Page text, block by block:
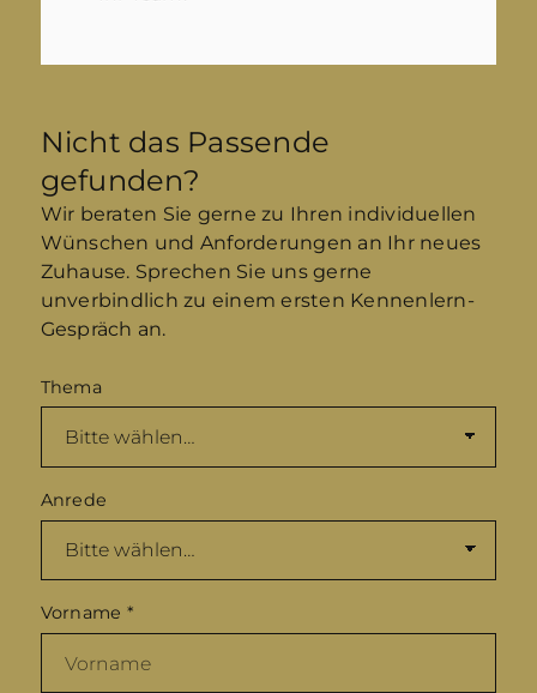
Nicht das Passende
gefunden?
Wir beraten Sie gerne zu Ihren individuellen
Wünschen und Anforderungen an Ihr neues
Zuhause. Sprechen Sie uns gerne
unverbindlich zu einem ersten Kennenlern-
Gespräch an.
Thema
Anrede
Vorname *